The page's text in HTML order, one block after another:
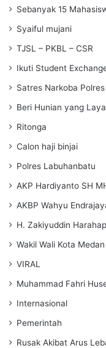
Sebanyak 15
Syaiful mujani
TJSL – PKBL – CSR
Ikuti Student
Satres Narkoba
Beri Hunian yang
Ritonga
Calon haji binjai
Polres Labuhanbatu
AKP Hardiyanto SH
AKBP Wahyu
H. Zakiyuddin Harahap
Wakil Wali Kota Medan
VIRAL
Muhammad Fahri
Internasional
Pemerintah
Rusak Akibat Arus